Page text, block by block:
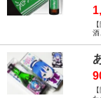
酒